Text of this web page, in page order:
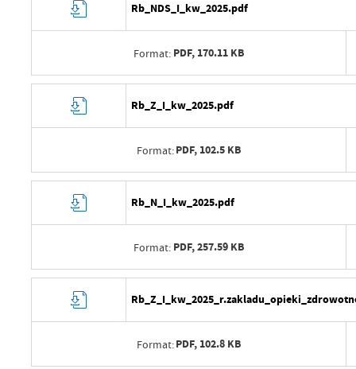
Data ostatniej aktualizacji
Ostatnio zaktualizował
Data opublikowania
Opublikował
Data ostatniej aktualizacji
Ostatnio zaktualizował
Rb_NDS_I_kw_2025.pdf
Format: PDF, 170.11 KB
Data opublikowania
Opublikował
Data ostatniej aktualizacji
Ostatnio zaktualizował
Rb_Z_I_kw_2025.pdf
Format:PDF, 102.5 KB
Data opublikowania
Opublikował
Data ostatniej aktualizacji
Ostatnio zaktualizował
Rb_N_I_kw_2025.pdf
Format: PDF,257.59 KB
Data opublikowaniaFormat:PDF, 102.8 KB